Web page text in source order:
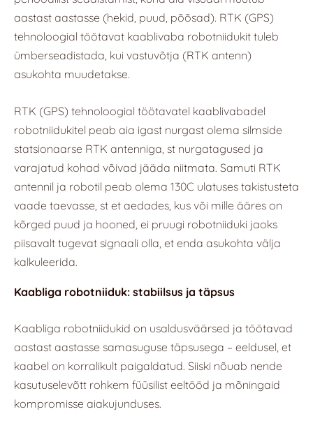
aastast aastasse (hekid, puud, põõsad). RTK (GPS)
tehnoloogial töötavat kaablivaba robotniidukit tuleb
ümberseadistada, kui vastuvõtja (RTK antenn)
asukohta muudetakse.
RTK (GPS) tehnoloogial töötavatel kaablivabadel
robotniidukitel peab aia igast nurgast olema silmside
statsionaarse RTK antenniga, st nurgatagused ja
varajatud kohad võivad jääda niitmata. Samuti RTK
antennil ja robotil peab olema 130C ulatuses takistusteta
vaade taevasse, st et aedades, kus või mille ääres on
kõrged puud ja hooned, ei pruugi robotniiduki jaoks
piisavalt tugevat signaali olla, et enda asukohta välja
kalkuleerida.
Kaabliga robotniiduk: stabiilsus ja täpsus
Kaabliga robotniidukid on usaldusväärsed ja töötavad
aastast aastasse samasuguse täpsusega – eeldusel, et
kaabel on korralikult paigaldatud. Siiski nõuab nende
kasutuselevõtt rohkem füüsilist eeltööd ja mõningaid
kompromisse aiakujunduses.